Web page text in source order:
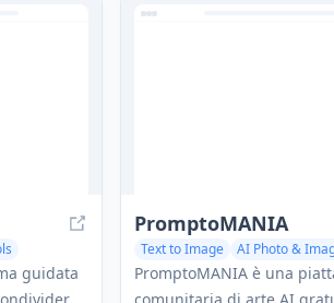
personalizzati e
guidata
PromptoMANIA
Text to Image
AI Photo &
AI Illustration Generator
PromptoMANIA è una